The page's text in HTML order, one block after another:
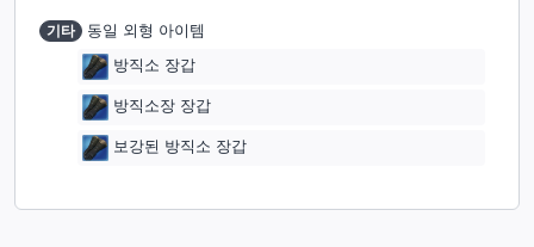
기타
동일 외형 아이템
방직소 장갑
방직소장 장갑
보강된 방직소 장갑